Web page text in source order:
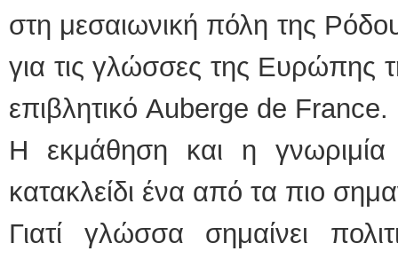
στη μεσαιωνική πόλη της
για τις γλώσσες της Ευρώπης
επιβλητικό Auberge de France.
Η εκμάθηση και η γνωριμία
κατακλείδι ένα από τα πιο
Γιατί γλώσσα σημαίνει